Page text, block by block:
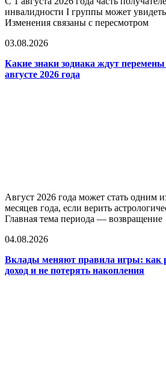
инвалидности I группы может
Изменения связаны с пересмотром
03.08.2026
Какие знаки зодиака ждут
августе 2026 года
Август 2026 года может стать одним
месяцев года, если верить
Главная тема периода — возвращение
04.08.2026
Вклады меняют правила игры: как
доход и не потерять накопления